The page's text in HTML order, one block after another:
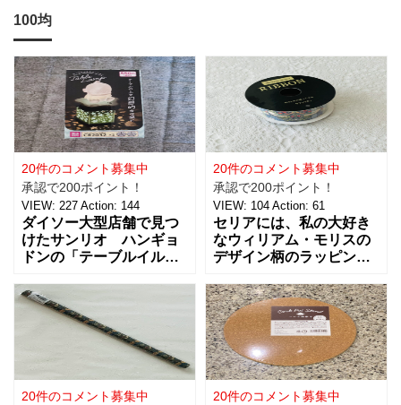
100均
20件のコメント募集中
承認で200ポイント！
VIEW: 227 Action: 144
ダイソー大型店舗で見つ
けたサンリオ ハンギョ
ドンの「テーブルイルミ
円を買ってきました。 パ
ーティーのテーブルデコ
レーションやおやすみ前
のリラックスタイムに良
さそうな商品で、あの
「ハンギョドン」がデザ
インされたライトは、
20件のコメント募集中
承認で200ポイント！
VIEW: 104 Action: 61
セリアには、私の大好き
なウィリアム・モリスの
デザイン柄のラッピング
です！【サテンリボンマ
スターピースコレクショ
ン/WM】もとっても素敵
なので、紹介しますね。
サテンリボンの材質は、
ポリエステル。サイズ
は、約幅30㎜ x
20件のコメント募集中
20件のコメント募集中